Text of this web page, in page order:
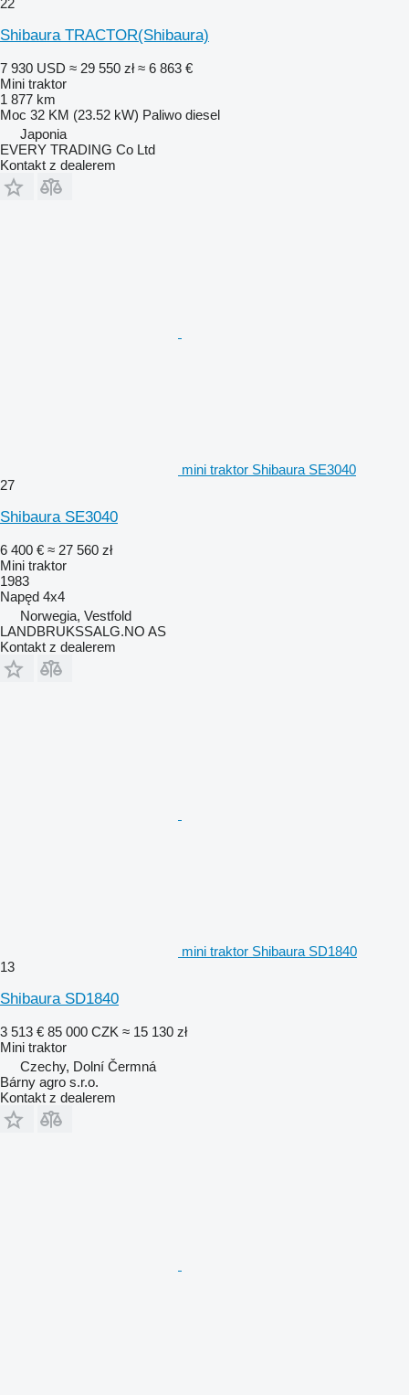
Shibaura TRACTOR(Shibaura)
7 930 USD ≈ 29 550 zł ≈ 6 863 €
Mini traktor
1 877 km
Moc 32 KM (23.52 kW) Paliwo diesel
Japonia
EVERY TRADING Co Ltd
Kontakt z dealerem
mini traktor Shibaura SE3040
27
Shibaura SE3040
6 400 € ≈ 27 560 zł
Mini traktor
1983
Napęd 4x4
Norwegia, Vestfold
LANDBRUKSSALG.NO AS
Kontakt z dealerem
mini traktor Shibaura SD1840
13
Shibaura SD1840
3 513 € 85 000 CZK ≈ 15 130 zł
Mini traktor
Czechy, Dolní Čermná
Bárny agro s.r.o.
Kontakt z dealerem